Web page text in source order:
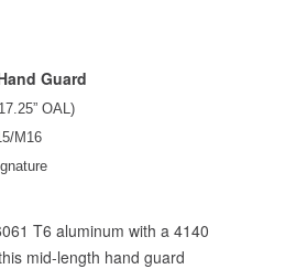
Guard
OAL)
M16
T6 aluminum with a 4140
mid-length hand guard